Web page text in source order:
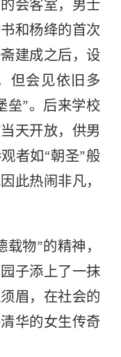
会客室，男士
和杨绛的首次
建成之后，设
但会见依旧多
垒”。后来学校
天开放，供男
者如“朝圣”般
此热闹非凡，
物”的精神，
子添上了一抹
眉，在社会的
华的女生传奇